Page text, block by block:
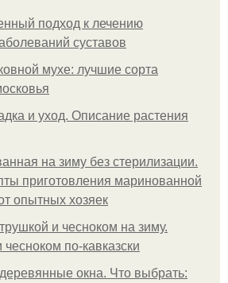
подход к лечению
суставов
мухе: лучшие сорта
и уход. Описание растения
на зиму без стерилизации.
приготовления маринованной
опытных хозяек
и чесноком на зиму.
по-кавказски
окна. Что выбрать: